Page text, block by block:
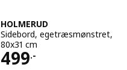
HOLMERUD
Sidebord, egetræsmønstret,
80x31 cm
499.-
Pris 499.-